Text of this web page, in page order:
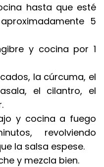
hasta que esté
5
y cocina por 1
la cúrcuma, el
el cilantro, el
y cocina a fuego
revolviendo
la salsa espese.
y mezcla bien.